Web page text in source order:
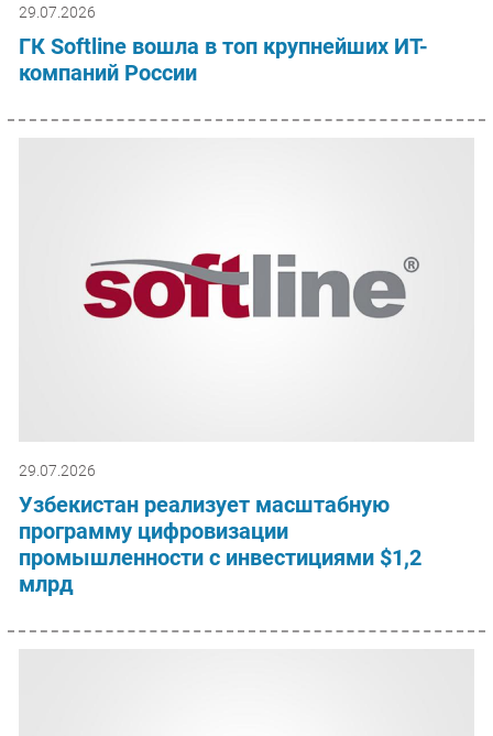
29.07.2026
ГК Softline вошла в топ крупнейших ИТ-
компаний России
29.07.2026
Узбекистан реализует масштабную
программу цифровизации
промышленности с инвестициями $1,2
млрд